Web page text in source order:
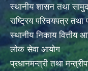
स्थानीय शासन तथा
राष्ट्रिय परिचयपत्र
स्थानीय निकाय वित्तीय
लोक सेवा आयोग
प्रधानमन्त्री तथा